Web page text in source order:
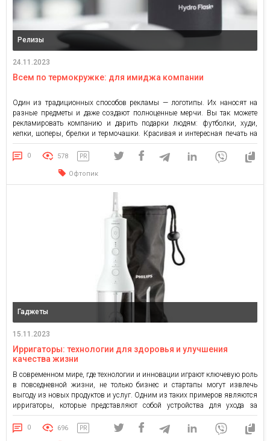
Релизы
24.11.2023
Всем по термокружке: для имиджа компании
Один из традиционных способов рекламы — логотипы. Их наносят на
разные предметы и даже создают полноценные мерчи. Вы так можете
рекламировать компанию и дарить подарки людям: футболки, худи,
кепки, шоперы, брелки и термочашки. Красивая и интересная печать на
термокружках привлечет внимание и сделает компанию более
узнаваемой. Найти такую услугу можно на vip-print.ua. Преимущества
0 578 PR
Офтопик
Гаджеты
15.11.2023
Ирригаторы: технологии для здоровья и улучшения
качества жизни
В современном мире, где технологии и инновации играют ключевую роль
в повседневной жизни, не только бизнес и стартапы могут извлечь
выгоду из новых продуктов и услуг. Одним из таких примеров являются
ирригаторы, которые представляют собой устройства для ухода за
полостью рта. Они стали незаменимыми помощниками в обеспечении
здоровья зубов и десен. Преимущества использования Использование
0 696 PR